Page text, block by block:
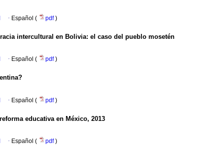
· Español ( pdf)
intercultural en Bolivia: el caso del pueblo mosetén
· Español ( pdf)
· Español ( pdf)
educativa en México, 2013
· Español ( pdf)